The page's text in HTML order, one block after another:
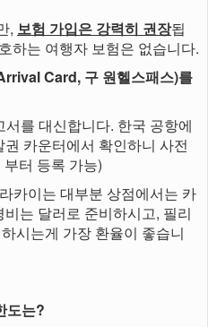
, 보험 가입은 강력히 권장됩
하는 여행자 보험은 없습니다.
Card, 구 원헬스패스)를
를 대신합니다. 한국 공항에
카운터에서 확인하니 사전
터 등록 가능)
카이는 대부분 상점에서는 카
는 달러로 준비하시고, 필리
시는게 가장 환율이 좋습니
도는?